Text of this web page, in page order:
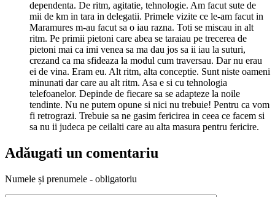
dependenta. De ritm, agitatie, tehnologie. Am facut sute de
mii de km in tara in delegatii. Primele vizite ce le-am facut in
Maramures m-au facut sa o iau razna. Toti se miscau in alt
ritm. Pe primii pietoni care abea se taraiau pe trecerea de
pietoni mai ca imi venea sa ma dau jos sa ii iau la suturi,
crezand ca ma sfideaza la modul cum traversau. Dar nu erau
ei de vina. Eram eu. Alt ritm, alta conceptie. Sunt niste oameni
minunati dar care au alt ritm. Asa e si cu tehnologia
telefoanelor. Depinde de fiecare sa se adapteze la noile
tendinte. Nu ne putem opune si nici nu trebuie! Pentru ca vom
fi retrograzi. Trebuie sa ne gasim fericirea in ceea ce facem si
sa nu ii judeca pe ceilalti care au alta masura pentru fericire.
Adăugati un comentariu
Numele și prenumele - obligatoriu